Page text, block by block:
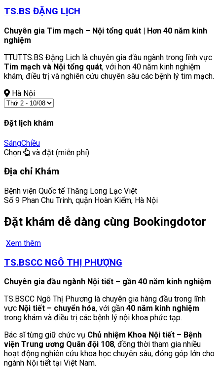
TS.BS ĐẶNG LỊCH
Chuyên gia Tim mạch – Nội tổng quát | Hơn 40 năm kinh
nghiệm
TTUT.TS.BS Đặng Lịch là chuyên gia đầu ngành trong lĩnh vực
Tim mạch và Nội tổng quát, với hơn 40 năm kinh nghiệm
khám, điều trị và nghiên cứu chuyên sâu các bệnh lý tim mạch.
Hà Nội
Đặt lịch khám
SángChiều
Chọn
và đặt (miễn phí)
Địa chỉ Khám
Bệnh viện Quốc tế Thăng Long Lạc Việt
Số 9 Phan Chu Trinh, quận Hoàn Kiếm, Hà Nội
Đặt khám dễ dàng cùng Bookingdotor
Xem thêm
TS.BSCC NGÔ THỊ PHƯỢNG
Chuyên gia đầu ngành Nội tiết – gần 40 năm kinh nghiệm
TS.BSCC Ngô Thị Phương là chuyên gia hàng đầu trong lĩnh
vực Nội tiết – chuyển hóa, với gần 40 năm kinh nghiệm
trong khám và điều trị các bệnh lý nội khoa phức tạp.
Bác sĩ từng giữ chức vụ Chủ nhiệm Khoa Nội tiết – Bệnh
viện Trung ương Quân đội 108, đồng thời tham gia nhiều
hoạt động nghiên cứu khoa học chuyên sâu, đóng góp lớn cho
ngành Nội tiết tại Việt Nam.